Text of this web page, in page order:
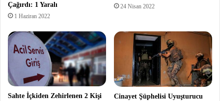
Çağırdı: 1 Yaralı
1 Haziran 2022
24 Nisan 2022
Sahte İçkiden Zehirlenen 2 Kişi
Cinayet Şüphelisi Uyuşturucu